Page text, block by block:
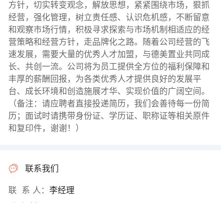
方针，切实转变观念，解放思想，紧紧围绕市场，狠抓
经营，强化管理，树立责任感、认识危机感，不断留意
和观察市场行情，积极寻求探索与市场机制相适应的经
营策略和经营方针，走品牌化之路。随着公司经营的飞
速发展，需要大量的优秀人才加盟，与德美置业共同成
长、共创一流。公司将为员工提供全方位的福利保障和
丰厚的薪酬回报，为各类优秀人才提供良好的发展平
台、成长环境和创造施展才华、实现价值的广阔空间。
（备注：请应聘者直接投递简历，我们会善待每一份简
历；面试时请携带身份证、学历证、职称证等相关原件
和复印件，谢谢！）
联系我们
联 系 人： 李经理